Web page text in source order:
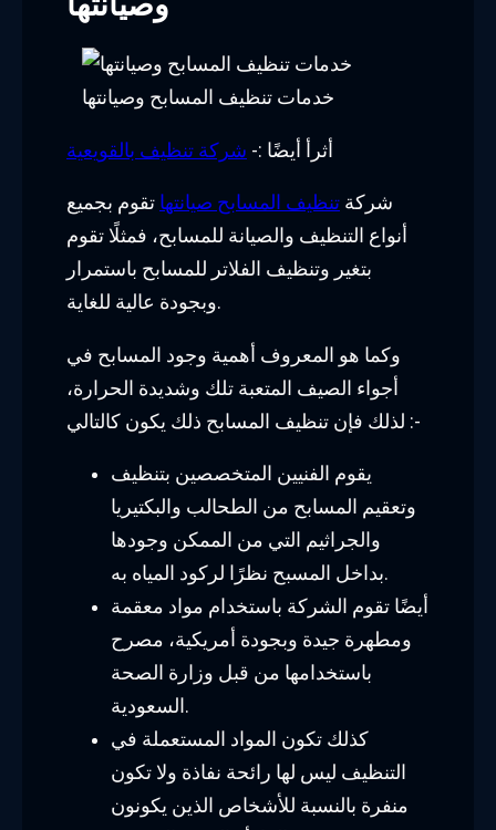
خدمات تنظيف المسابح وصيانتها
أثرأ أيضًا :- شركة تنظيف بالقويعية
شركة تنظيف المسابح صيانتها تقوم بجميع
أنواع التنظيف والصيانة للمسابح، فمثلًا تقوم
بتغير وتنظيف الفلاتر للمسابح باستمرار
وبجودة عالية للغاية.
وكما هو المعروف أهمية وجود المسابح في
أجواء الصيف المتعبة تلك وشديدة الحرارة،
لذلك فإن تنظيف المسابح ذلك يكون كالتالي :-
يقوم الفنيين المتخصصين بتنظيف
وتعقيم المسابح من الطحالب والبكتيريا
والجراثيم التي من الممكن وجودها
بداخل المسبح نظرًا لركود المياه به.
أيضًا تقوم الشركة باستخدام مواد معقمة
ومطهرة جيدة وبجودة أمريكية، مصرح
باستخدامها من قبل وزارة الصحة
السعودية.
كذلك تكون المواد المستعملة في
التنظيف ليس لها رائحة نفاذة ولا تكون
منفرة بالنسبة للأشخاص الذين يكونون